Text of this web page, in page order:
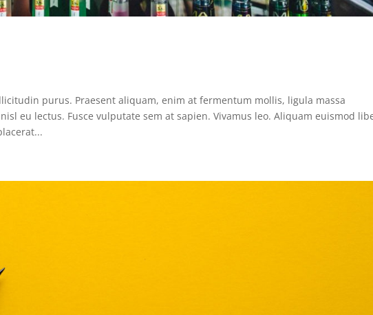
purus. Praesent aliquam, enim at fermentum mollis, ligula massa
eu lectus. Fusce vulputate sem at sapien. Vivamus leo. Aliquam euismod